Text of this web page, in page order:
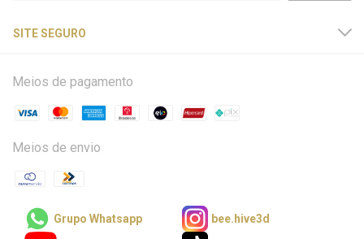
SITE SEGURO
Meios de pagamento
Meios de envio
Grupo Whatsapp
bee.hive3d